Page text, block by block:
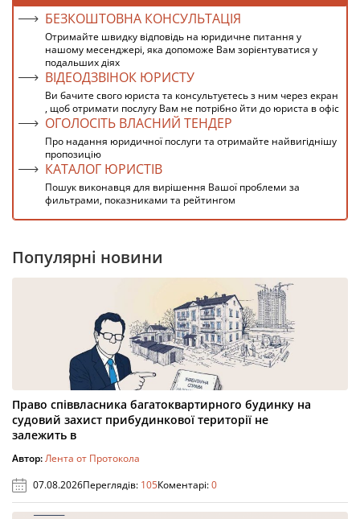
БЕЗКОШТОВНА КОНСУЛЬТАЦІЯ
Отримайте швидку відповідь на юридичне питання у
нашому месенджері, яка допоможе Вам зорієнтуватися у
подальших діях
ВІДЕОДЗВІНОК ЮРИСТУ
Ви бачите свого юриста та консультуєтесь з ним через екран
, щоб отримати послугу Вам не потрібно йти до юриста в офіс
ОГОЛОСІТЬ ВЛАСНИЙ ТЕНДЕР
Про надання юридичної послуги та отримайте найвигіднішу
пропозицію
КАТАЛОГ ЮРИСТІВ
Пошук виконавця для вирішення Вашої проблеми за
фильтрами, показниками та рейтингом
Популярні новини
Право співвласника багатоквартирного будинку на
судовий захист прибудинкової території не
залежить в
Автор:Лента от Протокола
07.08.2026Переглядів: 105Коментарі:0